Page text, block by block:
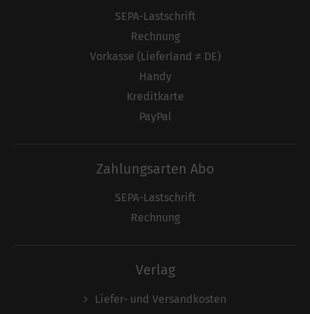
SEPA-Lastschrift
Rechnung
Vorkasse (Lieferland ≠ DE)
Handy
Kreditkarte
PayPal
Zahlungsarten Abo
SEPA-Lastschrift
Rechnung
Verlag
Liefer- und Versandkosten